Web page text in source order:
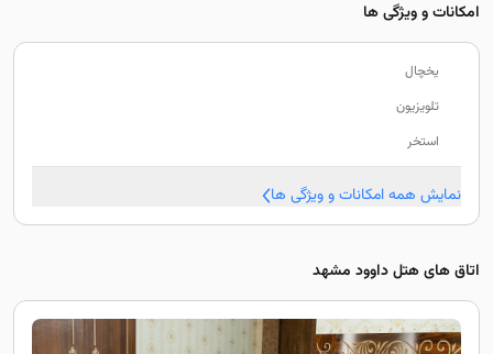
امکانات و ویژگی ها
یخچال
تلویزیون
استخر
نمایش همه امکانات و ویژگی ها
اتاق های هتل داوود مشهد